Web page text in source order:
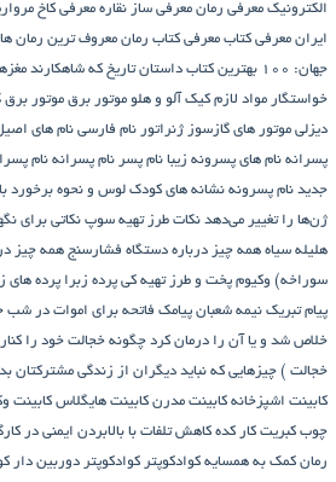
الکترونیک معرفی رمان معرفی ساز نقاره معرفی کاخ
ایران معرفی کتاب معرفی کتاب رمان معروف ترین رمان
جهان: ۱۰۰ بهترین کتاب داستان تاریخ که شاهکارند
خواستگار مواد لازم کیک آلو و هلو موتور برق موتور برق
دیزلی موتور های گازسوز ژنراتور نام فارسی نام های
پسرانه نام های پسرونه زیبا نام پسر نام پسرانه نام
جدید نام پسرونه نشانه های کودک لوس و نحوه برخورد
ژن‌ها را تغییر می‌دهد نکات طرز تهیه سوپ نکاتی برای
هلیله سیاه همه چیز درباره دستگاه فشارسنج همه چیز
سوراخه) وکیوم پخت و طرز تهیه کی پرده زبرا پرده های
پیام تبریک نیمه شعبان پیامک فاتحه برای اموات در شب
خلاص شد و یا آن را درمان کرد
خجالت ) چیزهایی که نباید دیگران از زندگی مشترکتان
کابینت اشپزخانه کابینت مدرن کابینت هایگلاس کابینت
چوب کبریت کار کده کاهش تلفات با بالابردن ایمنی در
رمان کمک به همسایه کوادکوپتر کوادکوپتر دوربین دار